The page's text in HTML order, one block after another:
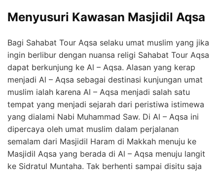
Menyusuri Kawasan Masjidil Aqsa
Bagi Sahabat Tour Aqsa selaku umat muslim yang jika
ingin berlibur dengan nuansa religi Sahabat Tour Aqsa
dapat berkunjung ke Al – Aqsa. Alasan yang kerap
menjadi Al – Aqsa sebagai destinasi kunjungan umat
muslim ialah karena Al – Aqsa menjadi salah satu
tempat yang menjadi sejarah dari peristiwa istimewa
yang dialami Nabi Muhammad Saw. Di Al – Aqsa ini
dipercaya oleh umat muslim dalam perjalanan
semalam dari Masjidil Haram di Makkah menuju ke
Masjidil Aqsa yang berada di Al – Aqsa menuju langit
ke Sidratul Muntaha. Tak berhenti sampai disitu saja